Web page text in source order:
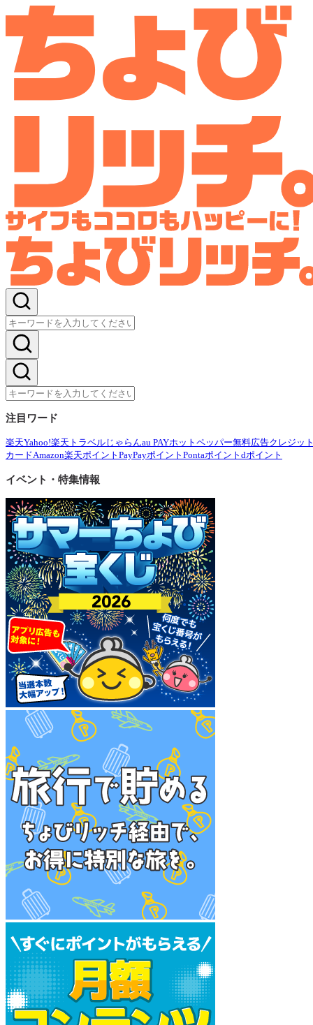
注目ワード
楽天Yahoo!楽天トラベル じゃらんau PAYホットペッパー無料広告クレジッ
カードAmazon楽天ポイント PayPayポイント Pontaポイント dポイント
イベント・特集情報